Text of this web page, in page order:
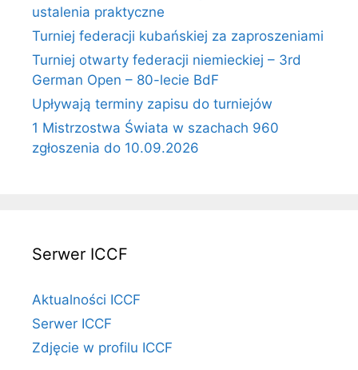
ustalenia praktyczne
Turniej federacji kubańskiej za zaproszeniami
Turniej otwarty federacji niemieckiej – 3rd
German Open – 80-lecie BdF
Upływają terminy zapisu do turniejów
1 Mistrzostwa Świata w szachach 960
zgłoszenia do 10.09.2026
Serwer ICCF
Aktualności ICCF
Serwer ICCF
Zdjęcie w profilu ICCF